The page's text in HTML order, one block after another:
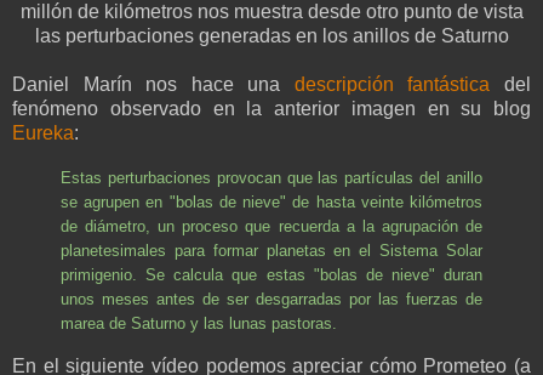
millón de kilómetros nos muestra desde otro punto de vista
las perturbaciones generadas en los anillos de Saturno
Daniel Marín nos hace una descripción fantástica del
fenómeno observado en la anterior imagen en su blog
Eureka:
Estas perturbaciones provocan que las partículas del anillo
se agrupen en "bolas de nieve" de hasta veinte kilómetros
de diámetro, un proceso que recuerda a la agrupación de
planetesimales para formar planetas en el Sistema Solar
primigenio. Se calcula que estas "bolas de nieve" duran
unos meses antes de ser desgarradas por las fuerzas de
marea de Saturno y las lunas pastoras.
En el siguiente vídeo podemos apreciar cómo Prometeo (a